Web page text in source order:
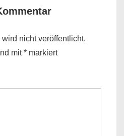
nicht veröffentlicht.
mit* markiert